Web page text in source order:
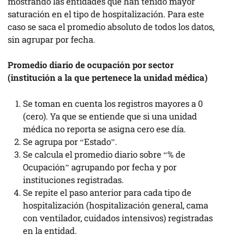
saturación en el tipo de hospitalización. Para este
caso se saca el promedio absoluto de todos los datos,
sin agrupar por fecha.
Promedio diario de ocupación por sector
(institución a la que pertenece la unidad médica)
Se toman en cuenta los registros mayores a 0
(cero). Ya que se entiende que si una unidad
médica no reporta se asigna cero ese día.
Se agrupa por “Estado”.
Se calcula el promedio diario sobre “% de
Ocupación” agrupando por fecha y por
instituciones registradas.
Se repite el paso anterior para cada tipo de
hospitalización (hospitalización general, cama
con ventilador, cuidados intensivos) registradas
en la entidad.